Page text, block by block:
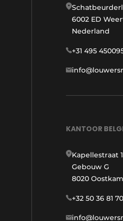
6002 ED
Nederland
+31 495
KANTOOR
Kapellestraat
Gebouw G
8020
+32 50 36 81 70